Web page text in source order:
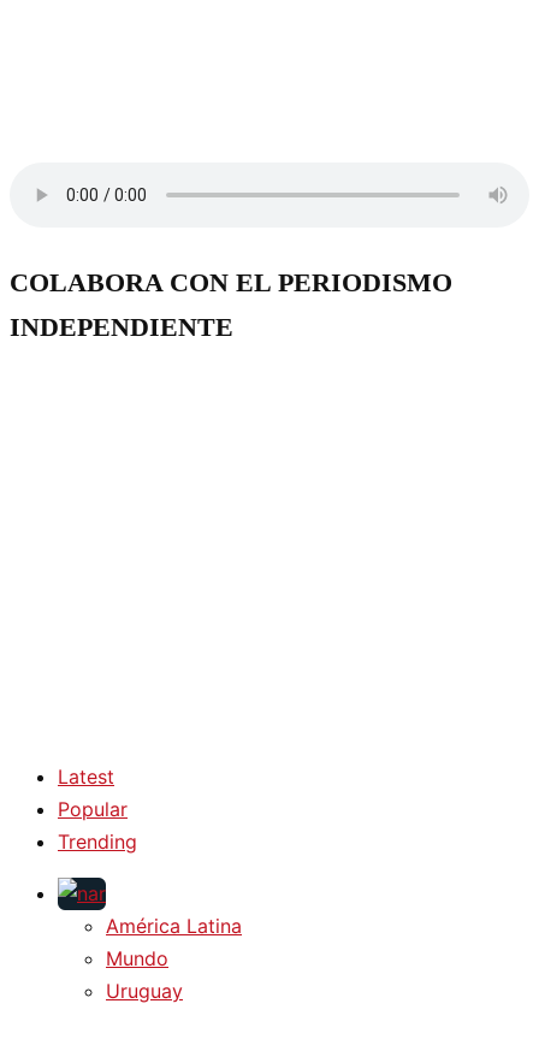
COLABORA CON EL PERIODISMO
INDEPENDIENTE
Latest
Popular
Trending
América Latina
Mundo
Uruguay